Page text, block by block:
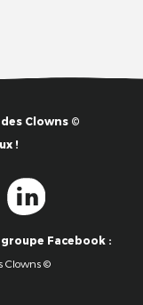
Clowns ©
!
Facebook :
Clowns ©